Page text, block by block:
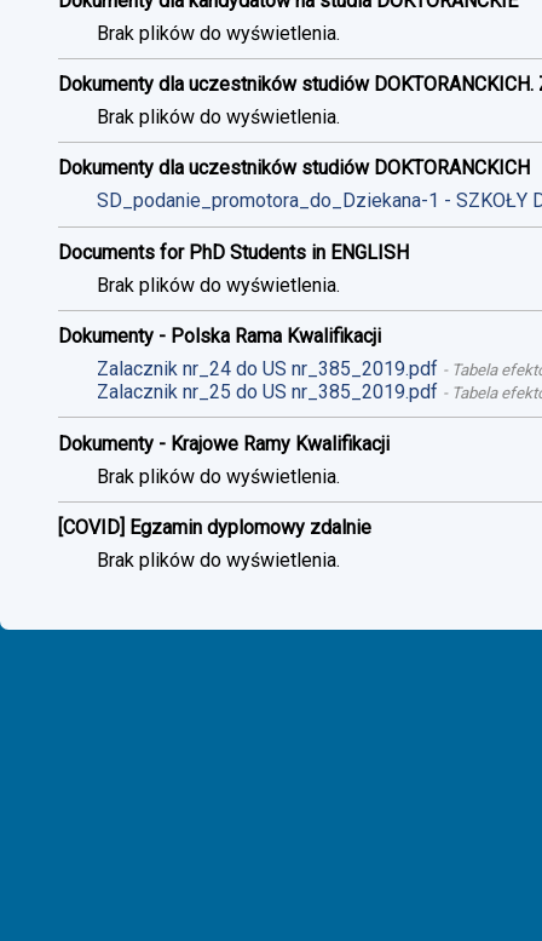
Brak plików do wyświetlenia.
Dokumenty dla uczestników studiów
Brak plików do wyświetlenia.
Dokumenty dla uczestników studiów DOKTORANCKICH
SD_podanie_promotora_do_Dziekana-1 - SZKOŁY
Documents for PhD Students in ENGLISH
Brak plików do wyświetlenia.
Dokumenty - Polska Rama Kwalifikacji
Zalacznik nr_24 do US nr_385_2019.pdf - Tabela
Zalacznik nr_25 do US nr_385_2019.pdf - Tabela
Dokumenty - Krajowe Ramy Kwalifikacji
Brak plików do wyświetlenia.
[COVID] Egzamin dyplomowy zdalnie
Brak plików do wyświetlenia.